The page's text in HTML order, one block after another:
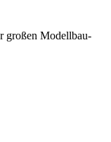
großen Modellbau-